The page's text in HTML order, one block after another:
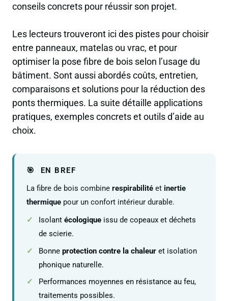
conseils concrets pour réussir son projet.
Les lecteurs trouveront ici des pistes pour choisir
entre panneaux, matelas ou vrac, et pour
optimiser la pose fibre de bois selon l’usage du
bâtiment. Sont aussi abordés coûts, entretien,
comparaisons et solutions pour la réduction des
ponts thermiques. La suite détaille applications
pratiques, exemples concrets et outils d’aide au
choix.
EN BREF
La fibre de bois combine respirabilité et inertie
thermique pour un confort intérieur durable.
Isolant écologique issu de copeaux et déchets
de scierie.
Bonne protection contre la chaleur et isolation
phonique naturelle.
Performances moyennes en résistance au feu,
traitements possibles.